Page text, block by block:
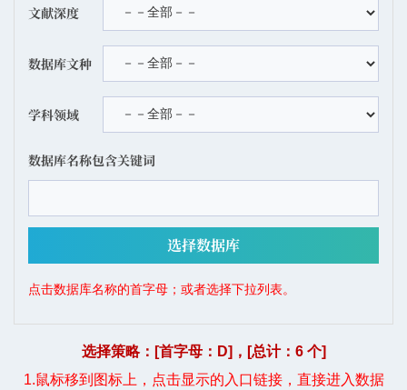
文献深度
数据库文种
学科领域
数据库名称包含关键词
点击数据库名称的首字母；或者选择下拉列表。
选择策略：[首字母： D]，[总计：6 个]
1.鼠标移到图标上，点击显示的入口链接，直接进入数据